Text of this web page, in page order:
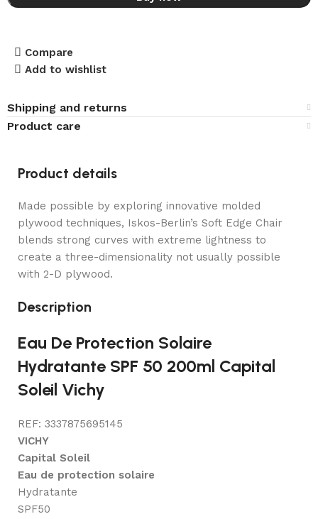
Compare
Add to wishlist
Shipping and returns
Product care
Product details
Made possible by exploring innovative molded
plywood techniques, Iskos-Berlin’s Soft Edge Chair
blends strong curves with extreme lightness to
create a three-dimensionality not usually possible
with 2-D plywood.
Description
Eau De Protection Solaire
Hydratante SPF 50 200ml Capital
Soleil Vichy
REF: 3337875695145
VICHY
Capital Soleil
Eau de protection solaire
Hydratante
SPF50